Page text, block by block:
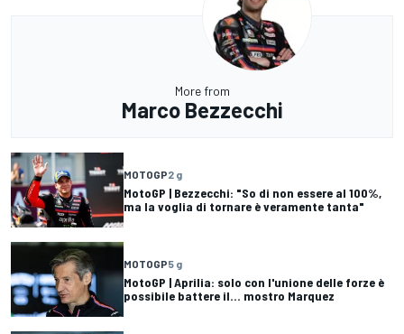
More from
Marco Bezzecchi
MOTOGP2 g
MotoGP | Bezzecchi: "So di non essere al 100%,
ma la voglia di tornare è veramente tanta"
MOTOGP5 g
MotoGP | Aprilia: solo con l'unione delle forze è
possibile battere il... mostro Marquez